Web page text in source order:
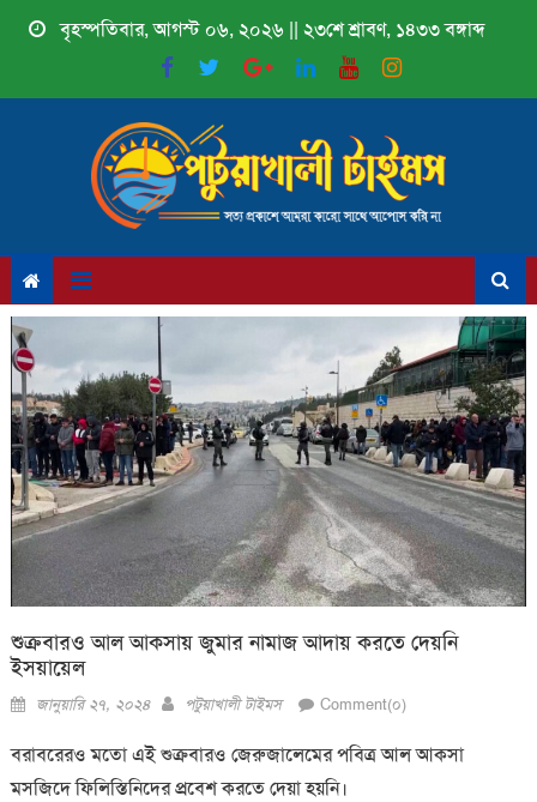
Skip
বৃহস্পতিবার, আগস্ট ০৬, ২০২৬ || ২৩শে শ্রাবণ, ১৪৩৩ বঙ্গাব্দ
শুক্রবারও আল আকসায় জুমার নামাজ আদায় করতে দেয়নি
ইসয়ায়েল
Posted
জানুয়ারি ২৭, ২০২৪ Author
পটুয়াখালী টাইমস Comment(০)
বরাবরেরও মতো এই শুক্রবারও জেরুজালেমের পবিত্র আল আকসা
মসজিদে ফিলিস্তিনিদের প্রবেশ করতে দেয়া হয়নি।